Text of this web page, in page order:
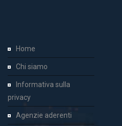
Home
Chi siamo
Informativa sulla
privacy
Agenzie aderenti